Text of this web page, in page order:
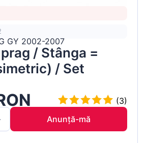
GY 2002-2007
/ Stânga =
/ Set
(3)
Anunță-mă